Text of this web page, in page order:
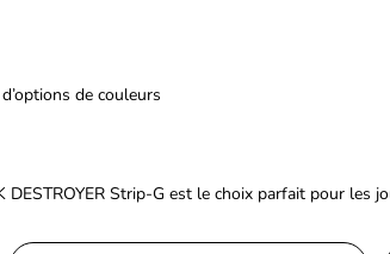
de couleurs
DESTROYER Strip-G est le choix parfait pour les